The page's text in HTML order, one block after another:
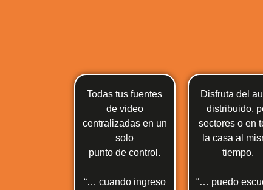
Todas tus fuentes
de video
centralizadas en un
solo
punto de control.
“… cuando ingreso
Disfruta del
distribuido,
sectores o en
la casa al
tiempo.
“… puedo